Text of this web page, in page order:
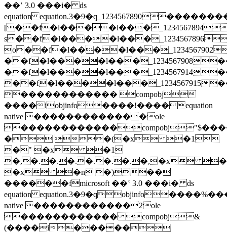
��ʽ 3.0 ���i� ds
equation
������������ compobj
����iobjinfo����!����equation
native �������������ole
� �(�x �1
�" �x �1
�,�.�.�.�.�.�.�,�x
�x �n �)��
������fmicrosoft ��ʽ 3.0 ���i� ds
equation
native ������������2ole
������������compobj&
(����i�����